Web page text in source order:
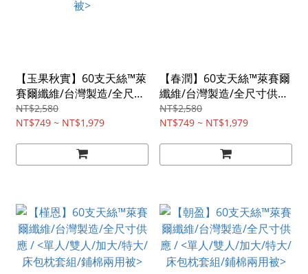
【玉果秋實】60支天絲™萊
賽爾纖維/台灣製造/全尺寸
供應 / <單人/雙人/加大/特
大/床包枕套組/鋪棉兩用被
NT$2,580
NT$749 ~ NT$1,979
【春潤】60支天絲™萊賽爾
纖維/台灣製造/全尺寸供應
/ <單人/雙人/加大/特大/床
包枕套組/鋪棉兩用被>
NT$2,580
NT$749 ~ NT$1,979